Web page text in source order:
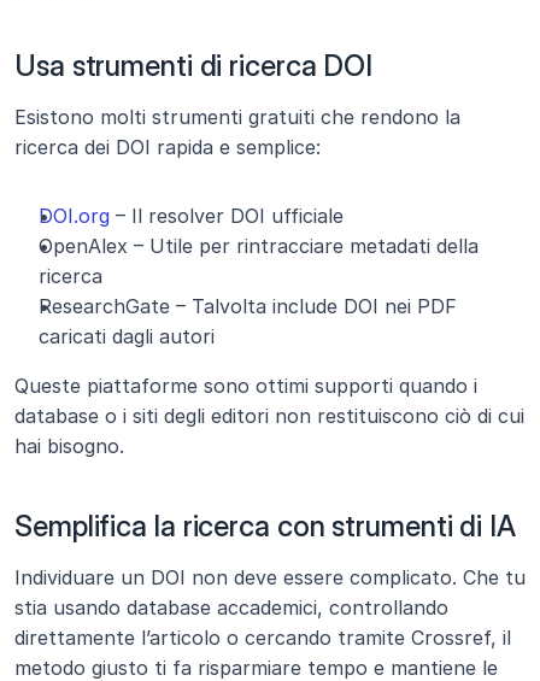
Usa strumenti di ricerca DOI
Esistono molti strumenti gratuiti che rendono la
ricerca dei DOI rapida e semplice:
DOI.org – Il resolver DOI ufficiale
OpenAlex – Utile per rintracciare metadati della
ricerca
ResearchGate – Talvolta include DOI nei PDF
caricati dagli autori
Queste piattaforme sono ottimi supporti quando i
database o i siti degli editori non restituiscono ciò di cui
hai bisogno.
Semplifica la ricerca con strumenti di IA
Individuare un DOI non deve essere complicato. Che tu
stia usando database accademici, controllando
direttamente l’articolo o cercando tramite Crossref, il
metodo giusto ti fa risparmiare tempo e mantiene le